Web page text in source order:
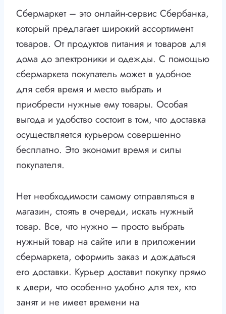
Сбермаркет – это онлайн-сервис Сбербанка,
который предлагает широкий ассортимент
товаров. От продуктов питания и товаров для
дома до электроники и одежды. С помощью
сбермаркета покупатель может в удобное
для себя время и место выбрать и
приобрести нужные ему товары. Особая
выгода и удобство состоит в том, что доставка
осуществляется курьером совершенно
бесплатно. Это экономит время и силы
покупателя.
Нет необходимости самому отправляться в
магазин, стоять в очереди, искать нужный
товар. Все, что нужно – просто выбрать
нужный товар на сайте или в приложении
сбермаркета, оформить заказ и дождаться
его доставки. Курьер доставит покупку прямо
к двери, что особенно удобно для тех, кто
занят и не имеет времени на